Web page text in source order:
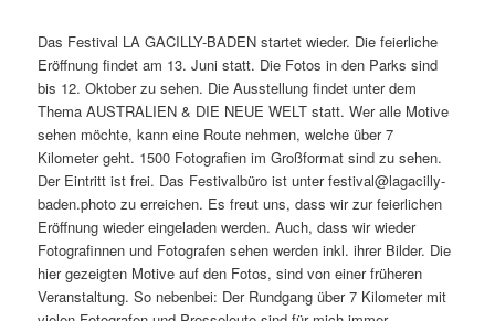
Das Festival LA GACILLY-BADEN startet wieder. Die feierliche
Eröffnung findet am 13. Juni statt. Die Fotos in den Parks sind
bis 12. Oktober zu sehen. Die Ausstellung findet unter dem
Thema AUSTRALIEN & DIE NEUE WELT statt. Wer alle Motive
sehen möchte, kann eine Route nehmen, welche über 7
Kilometer geht. 1500 Fotografien im Großformat sind zu sehen.
Der Eintritt ist frei. Das Festivalbüro ist unter festival@lagacilly-
baden.photo zu erreichen. Es freut uns, dass wir zur feierlichen
Eröffnung wieder eingeladen werden. Auch, dass wir wieder
Fotografinnen und Fotografen sehen werden inkl. ihrer Bilder. Die
hier gezeigten Motive auf den Fotos, sind von einer früheren
Veranstaltung. So nebenbei: Der Rundgang über 7 Kilometer mit